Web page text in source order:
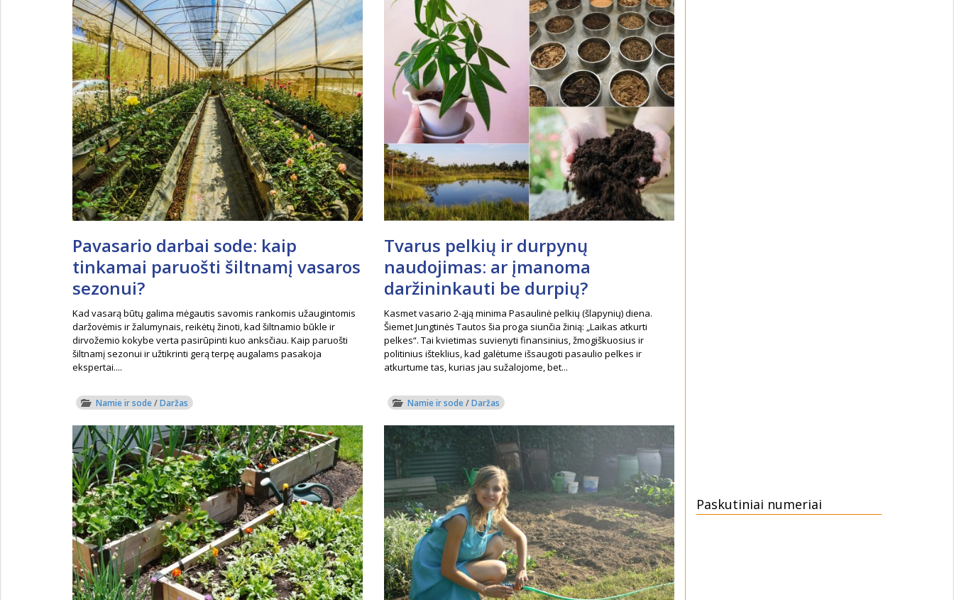
Pavasario darbai sode: kaip
tinkamai paruošti šiltnamį vasaros
sezonui?
Kad vasarą būtų galima mėgautis savomis rankomis užaugintomis
daržovėmis ir žalumynais, reikėtų žinoti, kad šiltnamio būkle ir
dirvožemio kokybe verta pasirūpinti kuo anksčiau. Kaip paruošti
šiltnamį sezonui ir užtikrinti gerą terpę augalams pasakoja
ekspertai....
Namie ir sode/Daržas
Tvarus pelkių ir durpynų
naudojimas: ar įmanoma
daržininkauti be durpių?
Kasmet vasario 2-ąją minima Pasaulinė pelkių (šlapynių) diena.
Šiemet Jungtinės Tautos šia proga siunčia žinią: „Laikas atkurti
pelkes“. Tai kvietimas suvienyti finansinius, žmogiškuosius ir
politinius išteklius, kad galėtume išsaugoti pasaulio pelkes ir
atkurtume tas, kurias jau sužalojome, bet...
Namie ir sode/Daržas
Paskutiniai numeriai